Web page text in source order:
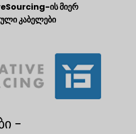
ის მიერ
კაბელები
-